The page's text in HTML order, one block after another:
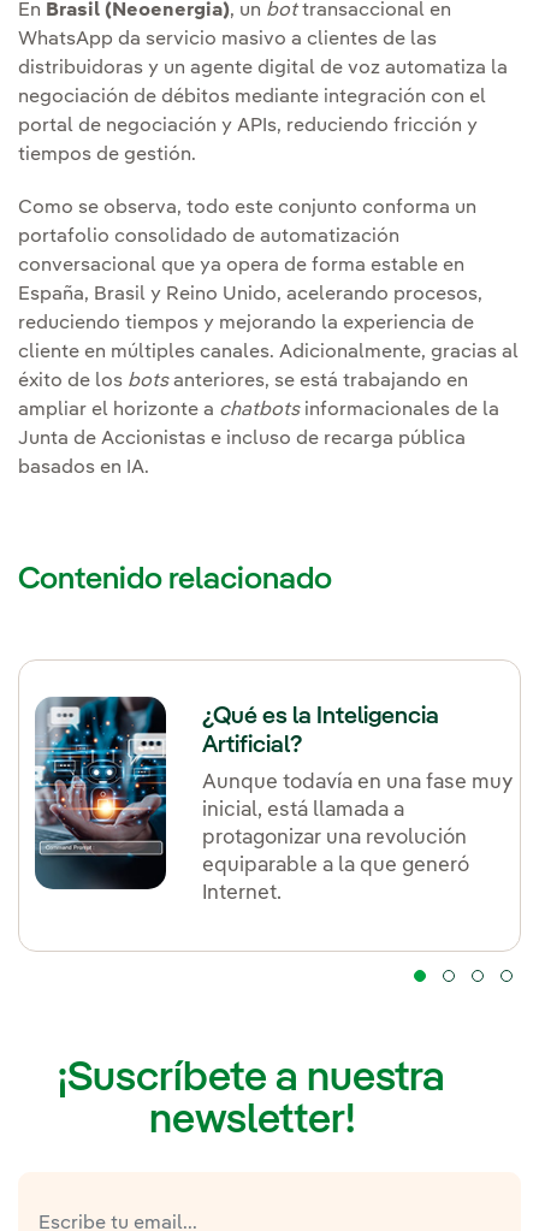
En Brasil (Neoenergia), un bottransaccional en
WhatsApp da servicio masivo a clientes de las
distribuidoras y un agente digital de voz automatiza la
negociación de débitos mediante integración con el
portal de negociación y APIs, reduciendo fricción y
tiempos de gestión.
Como se observa, todo este conjunto conforma un
portafolio consolidado de automatización
conversacional que ya opera de forma estable en
España, Brasil y Reino Unido, acelerando procesos,
reduciendo tiempos y mejorando la experiencia de
cliente en múltiples canales. Adicionalmente, gracias al
éxito de los botsanteriores, se está trabajando en
ampliar el horizonte a chatbotsinformacionales de la
Junta de Accionistas e incluso de recarga pública
basados en IA.
Contenido relacionado
¿Qué es la Inteligencia
Artificial?
Aunque todavía en una fase muy
inicial, está llamada a
protagonizar una revolución
equiparable a la que generó
Internet.
¡Suscríbete a nuestra
newsletter!